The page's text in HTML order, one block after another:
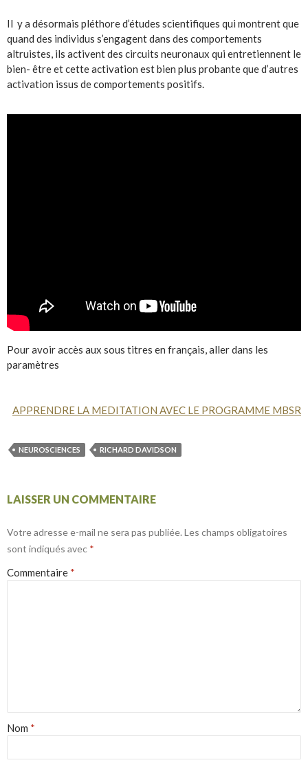
Il y a désormais pléthore d’études scientifiques qui montrent que
quand des individus s’engagent dans des comportements
altruistes, ils activent des circuits neuronaux qui entretiennent le
bien- être et cette activation est bien plus probante que d’autres
activation issus de comportements positifs.
Pour avoir accès aux sous titres en français, aller dans les
paramètres
APPRENDRE LA MEDITATION AVEC LE PROGRAMME MBSR
NEUROSCIENCES RICHARD DAVIDSON
LAISSER UN COMMENTAIRE
Votre adresse e-mail ne sera pas publiée. Les champs obligatoires
sont indiqués avec *
Commentaire *
Nom *